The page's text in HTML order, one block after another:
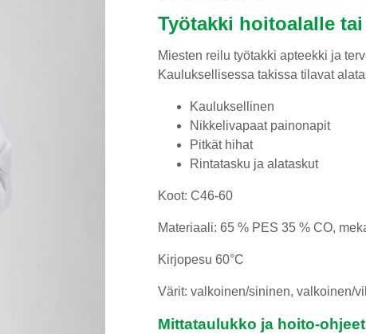
Työtakki hoitoalalle
Miesten reilu työtakki apteekki ja
Kauluksellisessa takissa tilavat
Kauluksellinen
Nikkelivapaat painonapit
Pitkät hihat
Rintatasku ja alataskut
Koot: C46-60
Materiaali: 65 % PES 35 % CO,
Kirjopesu 60°C
Värit: valkoinen/sininen, valkoinen/
Mittataulukko ja hoito-ohjeet